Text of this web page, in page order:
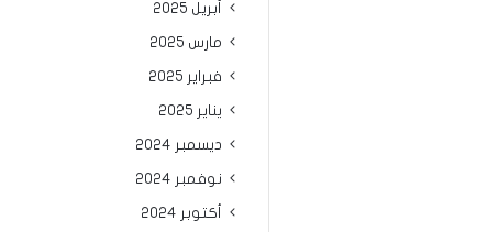
أبريل 2025
مارس 2025
فبراير 2025
يناير 2025
ديسمبر 2024
نوفمبر 2024
أكتوبر 2024